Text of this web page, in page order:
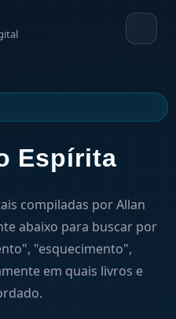
Espírita
compiladas por Allan
abaixo para buscar por
"esquecimento",
em quais livros e